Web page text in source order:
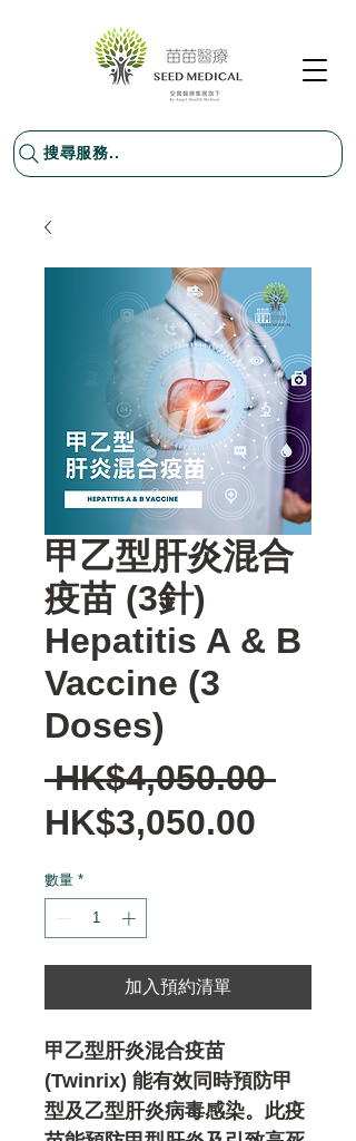
搜尋服務..
甲乙型肝炎混合
疫苗 (3針)
Hepatitis A & B
Vaccine (3
Doses)
HK$4,050.00 一
HK$3,050.00
格
數量 *
加入預約清單
甲乙型肝炎混合疫苗
(Twinrix) 能有效同時預防甲
型及乙型肝炎病毒感染。此疫